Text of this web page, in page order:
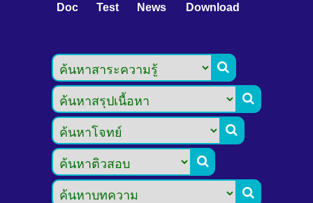
Doc Test News Download




